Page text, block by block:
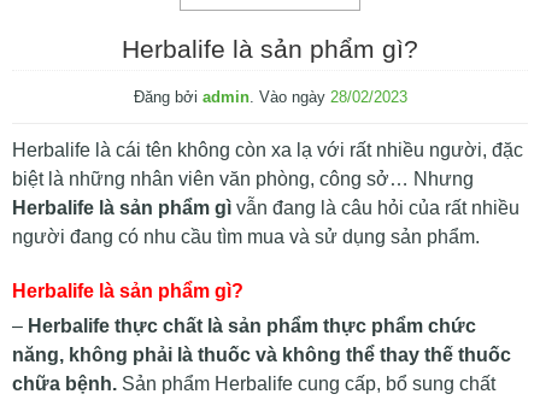
Herbalife là sản phẩm gì?
Đăng bởi admin. Vào ngày 28/02/2023
Herbalife là cái tên không còn xa lạ với rất nhiều người, đặc
biệt là những nhân viên văn phòng, công sở… Nhưng
Herbalife là sản phẩm gìvẫn đang là câu hỏi của rất nhiều
người đang có nhu cầu tìm mua và sử dụng sản phẩm.
Herbalife là sản phẩm gì?
– Herbalife thực chất là sản phẩm thực phẩm chức
năng, không phải là thuốc và không thể thay thế thuốc
chữa bệnh.Sản phẩm Herbalife cung cấp, bổ sung chất